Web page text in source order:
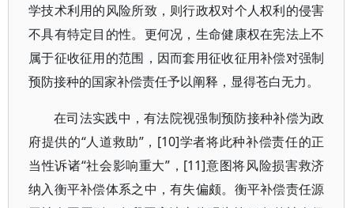
学技术利用的风险所致，则行政权对个人权利的侵害
不具有特定目的性。更何况，生命健康权在宪法上不
属于征收征用的范围，因而套用征收征用补偿对强制
预防接种的国家补偿责任予以阐释，显得苍白无力。
在司法实践中，有法院视强制预防接种补偿为政
府提供的“人道救助”，[10]学者将此种补偿责任的正
当性诉诸“社会影响重大”，[11]意图将风险损害救济
纳入衡平补偿体系之中，有失偏颇。衡平补偿责任源